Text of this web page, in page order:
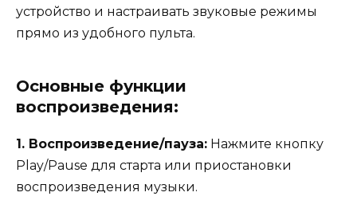
устройство и настраивать звуковые режимы
прямо из удобного пульта.
Основные функции
воспроизведения:
1. Воспроизведение/пауза: Нажмите кнопку
Play/Pause для старта или приостановки
воспроизведения музыки.